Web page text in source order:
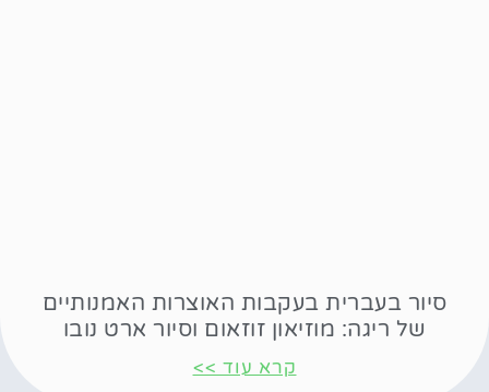
סיור בעברית בעקבות האוצרות האמנותיים
של ריגה: מוזיאון זוזאום וסיור ארט נובו
קרא עוד >>